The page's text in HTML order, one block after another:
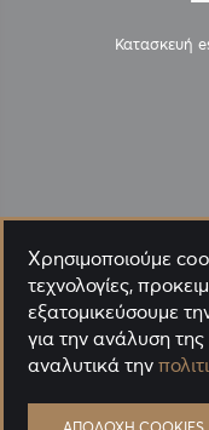
Κατασκευή
Χρησιμοποιούμε
τεχνολογίες,
εξατομικεύσουμε
για την ανάλυση της
αναλυτικά την